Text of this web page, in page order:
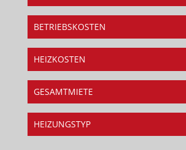
BETRIEBSKOSTEN
HEIZKOSTEN
GESAMTMIETE
HEIZUNGSTYP